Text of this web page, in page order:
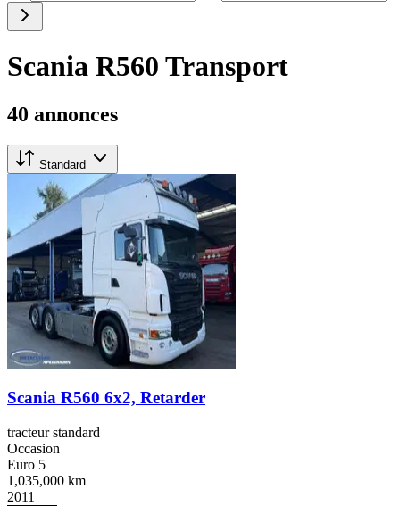
Scania R560 Transport
40 annonces
Standard
Scania R560 6x2, Retarder
tracteur standard
Occasion
Euro 5
1,035,000 km
2011